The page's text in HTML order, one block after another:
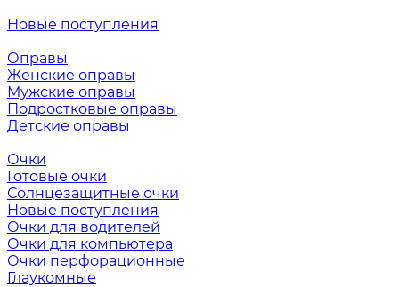
Новые поступления
Оправы
Женские оправы
Мужские оправы
Подростковые оправы
Детские оправы
Очки
Готовые очки
Солнцезащитные очки
Новые поступления
Очки для водителей
Очки для компьютера
Очки перфорационные
Глаукомные